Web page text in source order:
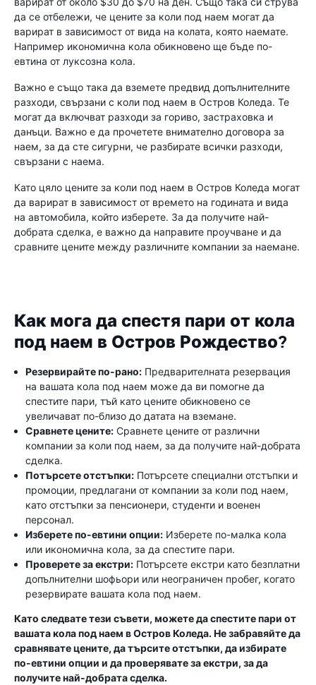
да се отбележи, че цените за коли под наем могат да
варират в зависимост от вида на колата, която наемате.
Например икономична кола обикновено ще бъде по-
евтина от луксозна кола.
Важно е също така да вземете предвид допълнителните
разходи, свързани с коли под наем в Остров Коледа. Те
могат да включват разходи за гориво, застраховка и
данъци. Важно е да прочетете внимателно договора за
наем, за да сте сигурни, че разбирате всички разходи,
свързани с наема.
Като цяло цените за коли под наем в Остров Коледа могат
да варират в зависимост от времето на годината и вида
на автомобила, който изберете. За да получите най-
добрата сделка, е важно да направите проучване и да
сравните цените между различните компании за наемане.
Как мога да спестя пари от кола
под наем в Остров Рождество?
Резервирайте по-рано: Предварителната резервация
на вашата кола под наем може да ви помогне да
спестите пари, тъй като цените обикновено се
увеличават по-близо до датата на вземане.
Сравнете цените: Сравнете цените от различни
компании за коли под наем, за да получите най-добрата
сделка.
Потърсете отстъпки: Потърсете специални отстъпки и
промоции, предлагани от компании за коли под наем,
като отстъпки за пенсионери, студенти и военен
персонал.
Изберете по-евтини опции: Изберете по-малка кола
или икономична кола, за да спестите пари.
Проверете за екстри: Потърсете екстри като безплатни
допълнителни шофьори или неограничен пробег, когато
резервирате вашата кола под наем.
Като следвате тези съвети, можете да спестите пари от
вашата кола под наем в Остров Коледа. Не забравяйте да
сравнявате цените, да търсите отстъпки, да избирате
по-евтини опции и да проверявате за екстри, за да
получите най-добрата сделка.